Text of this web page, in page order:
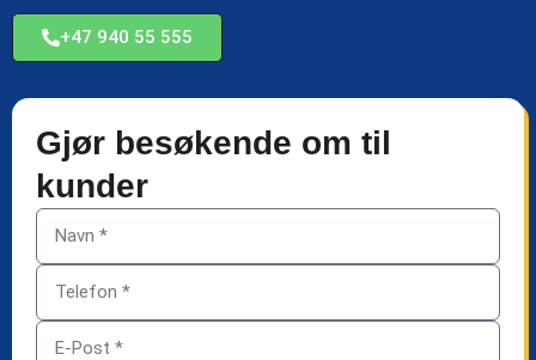
+47 940 55 555
Gjør besøkende om til
kunder